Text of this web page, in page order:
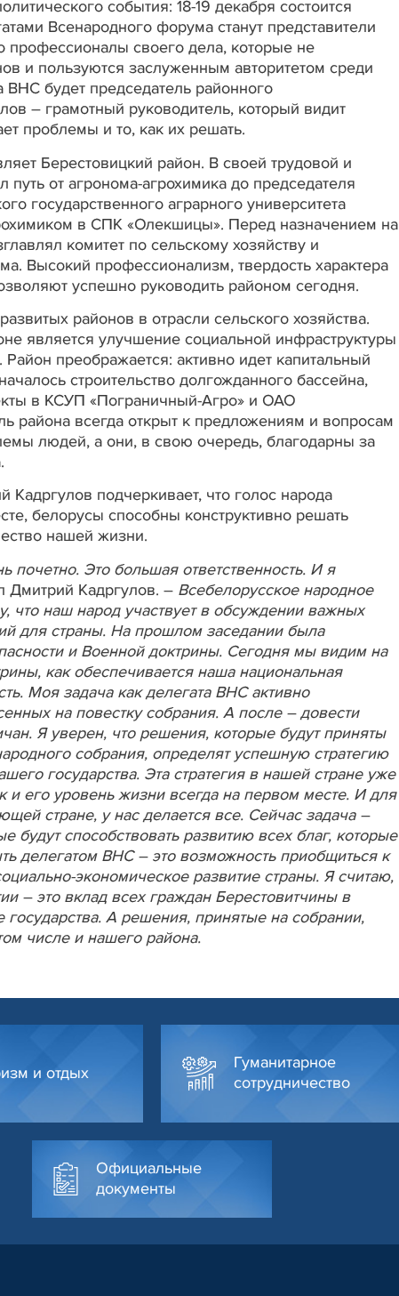
события: 18-19 декабря состоится
Всенародного форума станут представители
профессионалы своего дела, которые не
и пользуются заслуженным авторитетом среди
ВНС будет председатель районного
– грамотный руководитель, который видит
проблемы и то, как их решать.
Берестовицкий район. В своей трудовой и
от агронома-агрохимика до председателя
государственного аграрного университета
в СПК «Олекшицы». Перед назначением на
комитет по сельскому хозяйству и
Высокий профессионализм, твердость характера
успешно руководить районом сегодня.
районов в отрасли сельского хозяйства.
является улучшение социальной инфраструктуры
преображается: активно идет капитальный
строительство долгожданного бассейна,
в КСУП «Пограничный-Агро» и ОАО
района всегда открыт к предложениям и вопросам
людей, а они, в свою очередь, благодарны за
подчеркивает, что голос народа
белорусы способны конструктивно решать
нашей жизни.
почетно. Это большая ответственность. И я
Дмитрий Кадргулов. – Всебелорусское народное
что наш народ участвует в обсуждении важных
для страны. На прошлом заседании была
и Военной доктрины. Сегодня мы видим на
как обеспечивается наша национальная
Моя задача как делегата ВНС активно
на повестку собрания. А после – довести
Я уверен, что решения, которые будут приняты
собрания, определят успешную стратегию
государства. Эта стратегия в нашей стране уже
и его уровень жизни всегда на первом месте. И для
стране, у нас делается все. Сейчас задача –
способствовать развитию всех благ, которые
делегатом ВНС – это возможность приобщиться к
экономическое развитие страны. Я считаю,
– это вклад всех граждан Берестовитчины в
государства. А решения, принятые на собрании,
числе и нашего района.
и отдых
Гуманитарное
сотрудничество
Официальные
документы